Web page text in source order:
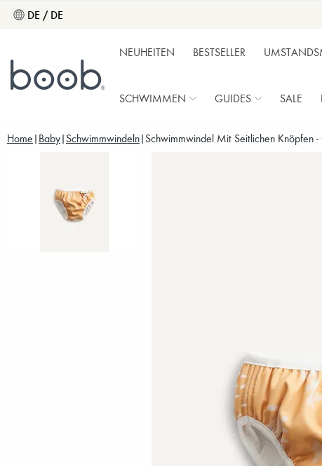
DE / DE
NEUHEITEN BESTSELLER
SCHWIMMEN GUIDES SALE
Home Baby Schwimmwindeln Schwimmwindel Mit Seitlichen Knöpfen